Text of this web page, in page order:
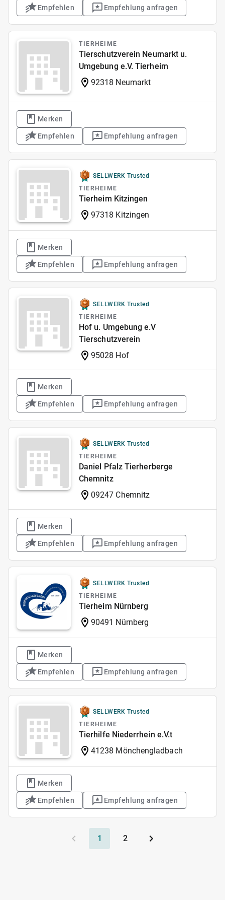
Empfehlen Empfehlung anfragen
TIERHEIME
Tierschutzverein Neumarkt u.
Umgebung e.V. Tierheim
92318 Neumarkt
Merken
Empfehlen Empfehlung anfragen
SELLWERK Trusted
TIERHEIME
Tierheim Kitzingen
97318 Kitzingen
Merken
Empfehlen Empfehlung anfragen
SELLWERK Trusted
TIERHEIME
Hof u. Umgebung e.V
Tierschutzverein
95028 Hof
Merken
Empfehlen Empfehlung anfragen
SELLWERK Trusted
TIERHEIME
Daniel Pfalz Tierherberge
Chemnitz
09247 Chemnitz
Merken
Empfehlen Empfehlung anfragen
SELLWERK Trusted
TIERHEIME
Tierheim Nürnberg
90491 Nürnberg
Merken
Empfehlen Empfehlung anfragen
SELLWERK Trusted
TIERHEIME
Tierhilfe Niederrhein e.V.t
41238 Mönchengladbach
Merken
Empfehlen Empfehlung anfragen
1 2